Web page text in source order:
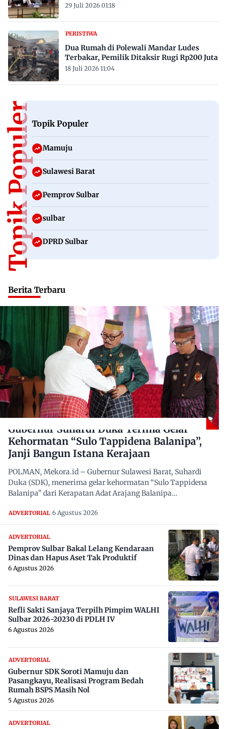
29 Juli 2026 01:18
PERISTIWA
Dua Rumah di Polewali Mandar Ludes
Terbakar, Pemilik Ditaksir Rugi Rp200 Juta
18 Juli 2026 11:04
Topik PopulerTopik Populer
Mamuju
Sulawesi Barat
Pemprov Sulbar
sulbar
DPRD Sulbar
Berita Terbaru
Gubernur Suhardi Duka Terima Gelar
Kehormatan “Sulo Tappidena Balanipa”,
Janji Bangun Istana Kerajaan
POLMAN, Mekora.id – Gubernur Sulawesi Barat, Suhardi
Duka (SDK), menerima gelar kehormatan “Sulo Tappidena
Balanipa” dari Kerapatan Adat Arajang Balanipa…
ADVERTORIAL 6 Agustus 2026
ADVERTORIAL
Pemprov Sulbar Bakal Lelang Kendaraan
Dinas dan Hapus Aset Tak Produktif
6 Agustus 2026
SULAWESI BARAT
Refli Sakti Sanjaya Terpilh Pimpim WALHI
Sulbar 2026-20230 di PDLH IV
6 Agustus 2026
ADVERTORIAL
Gubernur SDK Soroti Mamuju dan
Pasangkayu, Realisasi Program Bedah
Rumah BSPS Masih Nol
5 Agustus 2026
ADVERTORIAL